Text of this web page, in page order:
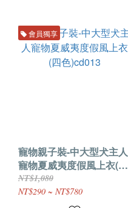
會員獨享
寵物親子裝-中大型犬主人
寵物夏威夷度假風上衣(四
色)cd013
NT$1,080
NT$290 ~ NT$780